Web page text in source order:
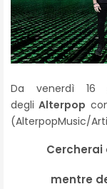
Da venerdì
degliAlterpop
(AlterpopMusic/
mentre